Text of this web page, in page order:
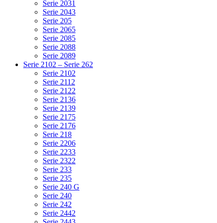
Serie 2031
Serie 2043
Serie 205
Serie 2065
Serie 2085
Serie 2088
Serie 2089
Serie 2102 – Serie 262
Serie 2102
Serie 2112
Serie 2122
Serie 2136
Serie 2139
Serie 2175
Serie 2176
Serie 218
Serie 2206
Serie 2233
Serie 2322
Serie 233
Serie 235
Serie 240 G
Serie 240
Serie 242
Serie 2442